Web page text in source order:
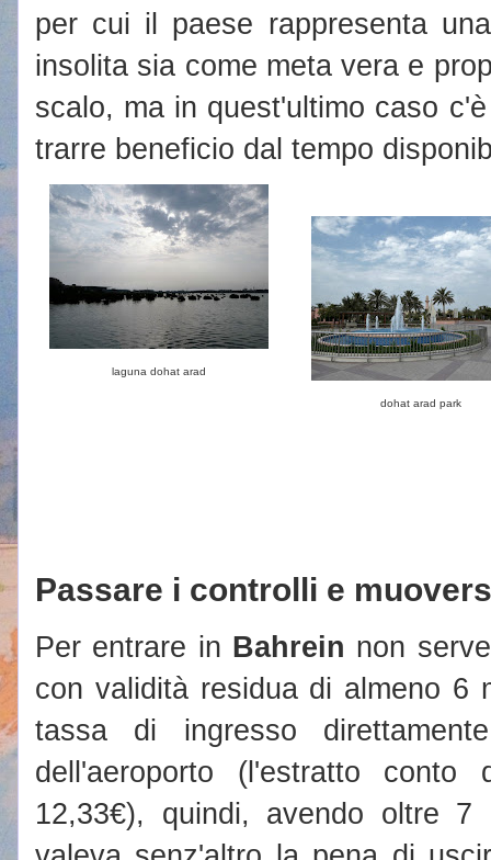
per cui il paese rappresenta
insolita sia come meta vera e
scalo, ma in quest'ultimo caso
trarre beneficio dal tempo
laguna dohat arad
dohat arad park
Passare i controlli e
Per entrare in Bahrein non
con validità residua di almeno 6
tassa di ingresso
dell'aeroporto (l'estratto
12,33€), quindi, avendo oltre